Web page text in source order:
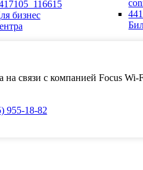
бизнес
на связи с компанией Focus Wi-
955-18-82